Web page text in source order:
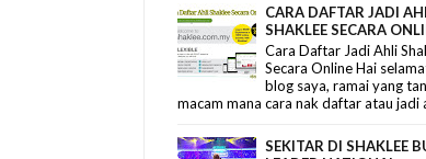
CARA DAFTAR JADI
SHAKLEE SECARA
Cara Daftar Jadi Ahli
Secara Online Hai
blog saya, ramai yang
macam mana cara nak daftar atau jadi
SEKITAR DI SHAKLEE